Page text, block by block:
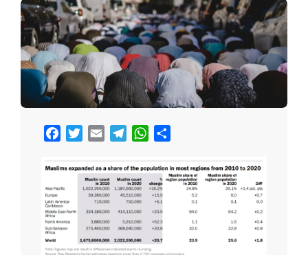
FacebookTwitter
Email TelegramWhatsApp